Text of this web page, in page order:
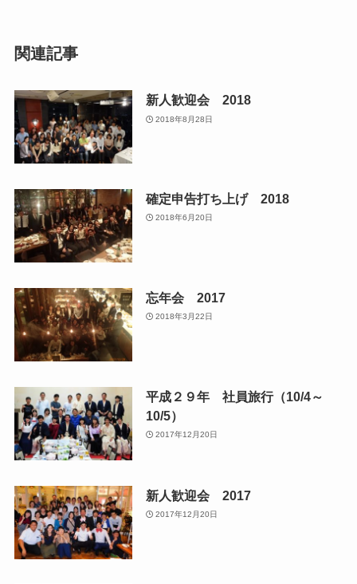
関連記事
新人歓迎会 2018
2018年8月28日
確定申告打ち上げ 2018
2018年6月20日
忘年会 2017
2018年3月22日
平成２９年 社員旅行（10/4～
10/5）
2017年12月20日
新人歓迎会 2017
2017年12月20日